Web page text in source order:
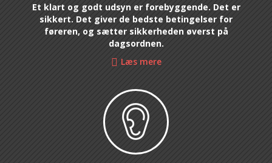
Et klart og godt udsyn er forebyggende. Det er
sikkert. Det giver de bedste betingelser for
føreren, og sætter sikkerheden øverst på
dagsordnen.
Læs mere